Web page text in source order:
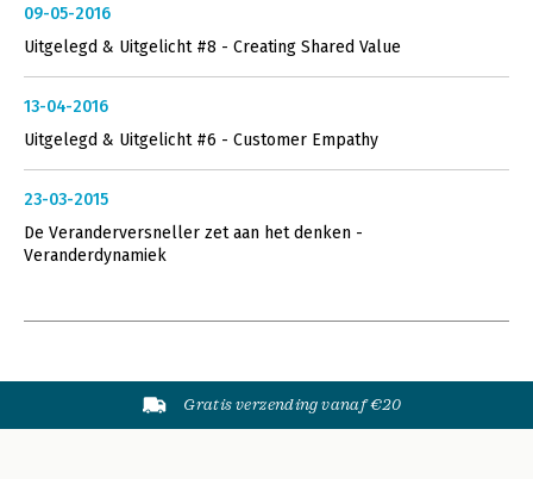
09-05-2016
Uitgelegd & Uitgelicht #8 - Creating Shared Value
13-04-2016
Uitgelegd & Uitgelicht #6 - Customer Empathy
23-03-2015
De Veranderversneller zet aan het denken -
Veranderdynamiek
Gratis verzending vanaf €20